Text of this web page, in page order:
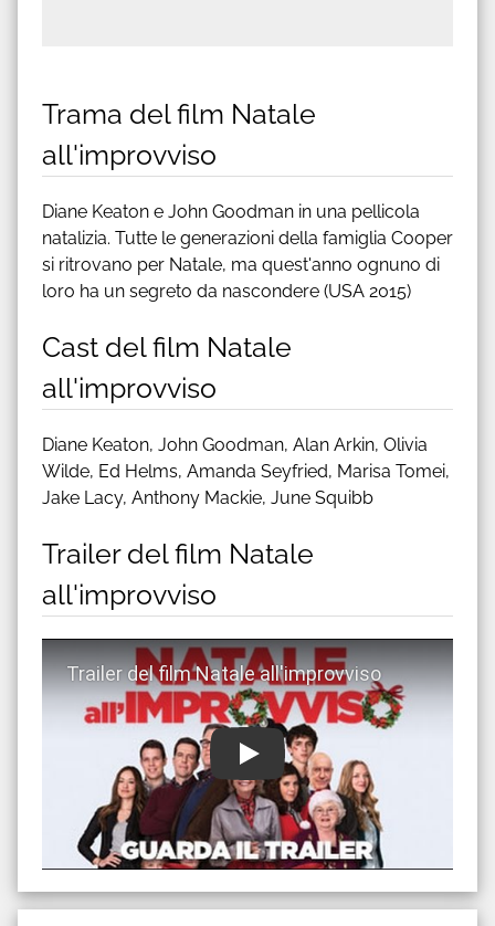
Trama del film Natale
all'improvviso
Diane Keaton e John Goodman in una pellicola
natalizia. Tutte le generazioni della famiglia Cooper
si ritrovano per Natale, ma quest'anno ognuno di
loro ha un segreto da nascondere (USA 2015)
Cast del film Natale
all'improvviso
Diane Keaton, John Goodman, Alan Arkin, Olivia
Wilde, Ed Helms, Amanda Seyfried, Marisa Tomei,
Jake Lacy, Anthony Mackie, June Squibb
Trailer del film Natale
all'improvviso
Guarda trailer del film Natale all'improvviso